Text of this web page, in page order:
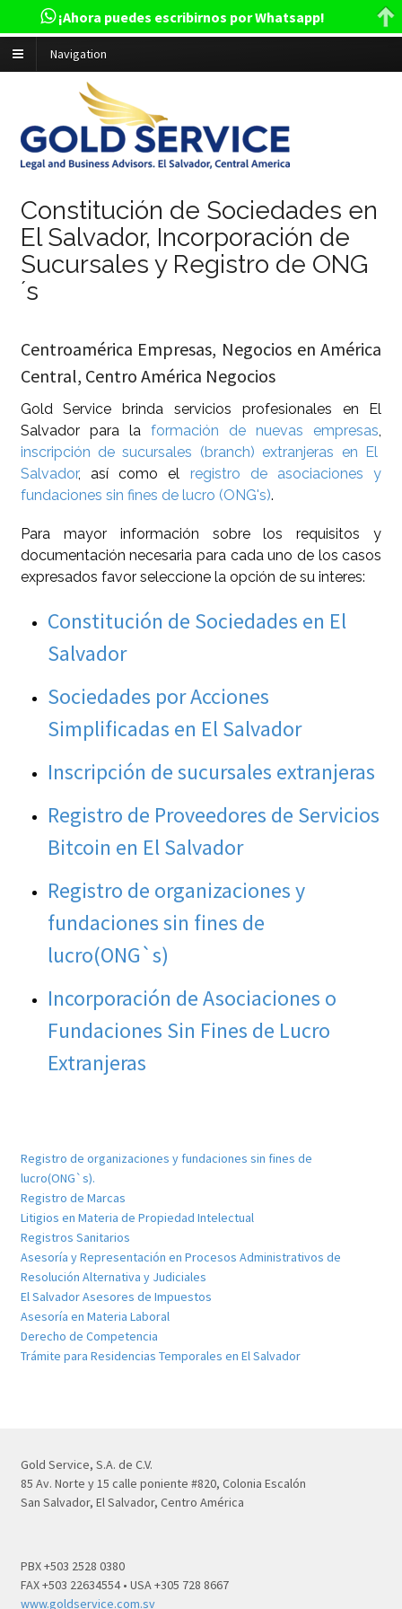
Navigation
Constitución de Sociedades en
El Salvador, Incorporación de
Sucursales y Registro de ONG
´s
Centroamérica Empresas, Negocios en América
Central, Centro América Negocios
Gold Service brinda servicios profesionales en El
Salvador para la formación de nuevas empresas
inscripción de sucursales (branch) extranjeras en El
Salvador, así como el registro de asociaciones y
fundaciones sin fines de lucro (ONG's).
Para mayor información sobre los requisitos y
documentación necesaria para cada uno de los casos
expresados favor seleccione la opción de su interes:
Constitución de Sociedades en El
Salvador
Sociedades por Acciones
Simplificadas en El Salvador
Inscripción de sucursales extranjeras
Registro de Proveedores de Servicios
Bitcoin en El Salvador
Registro de organizaciones y
fundaciones sin fines de
lucro(ONG`s)
Incorporación de Asociaciones o
Fundaciones Sin Fines de Lucro
Extranjeras
Registro de organizaciones y fundaciones sin fines de
lucro(ONG`s).
Registro de Marcas
Litigios en Materia de Propiedad Intelectual
Registros Sanitarios
Asesoría y Representación en Procesos Administrativos de
Resolución Alternativa y Judiciales
El Salvador Asesores de Impuestos
Asesoría en Materia Laboral
Derecho de Competencia
Trámite para Residencias Temporales en El Salvador
Gold Service, S.A. de C.V.
85 Av. Norte y 15 calle poniente #820, Colonia Escalón
San Salvador, El Salvador, Centro América
PBX +503 2528 0380
FAX +503 22634554 • USA +305 728 8667
www.goldservice.com.sv
¡Ahora puedes escribirnos por Whatsapp!